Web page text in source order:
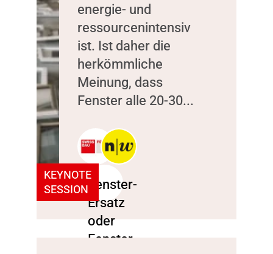
KEYNOTE
SESSION
energie- und
ressourcenintensiv
ist. Ist daher die
herkömmliche
Meinung, dass
Fenster alle 20-30...